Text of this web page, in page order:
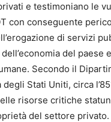
e testimoniano le
con conseguente
di servizi
del paese
Secondo il
Stati Uniti, circa
risorse critiche
del settore privato.